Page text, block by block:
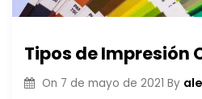
Tipos de Impresión
On 7 de mayo de 2021 By